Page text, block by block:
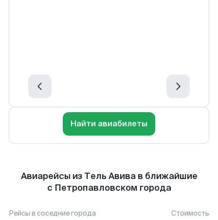
Найти авиабилеты
Авиарейсы из Тель Авива в ближайшие
с Петропавловском города
Рейсы в соседние города Стоимость